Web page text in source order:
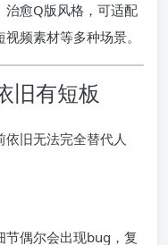
治愈Q版风格，可适配
频素材等多种场景。
旧有短板
旧无法完全替代人
节偶尔会出现bug，复